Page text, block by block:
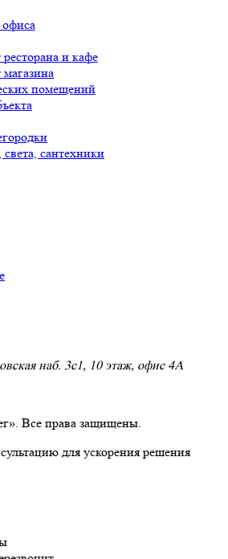
и кафе
помещений
сантехники
наб. 3с1, 10 этаж, офис 4A
Все права защищены.
для ускорения решения